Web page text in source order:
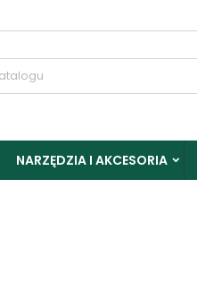
NARZĘDZIA I AKCESORIA
musisz się zalogować.